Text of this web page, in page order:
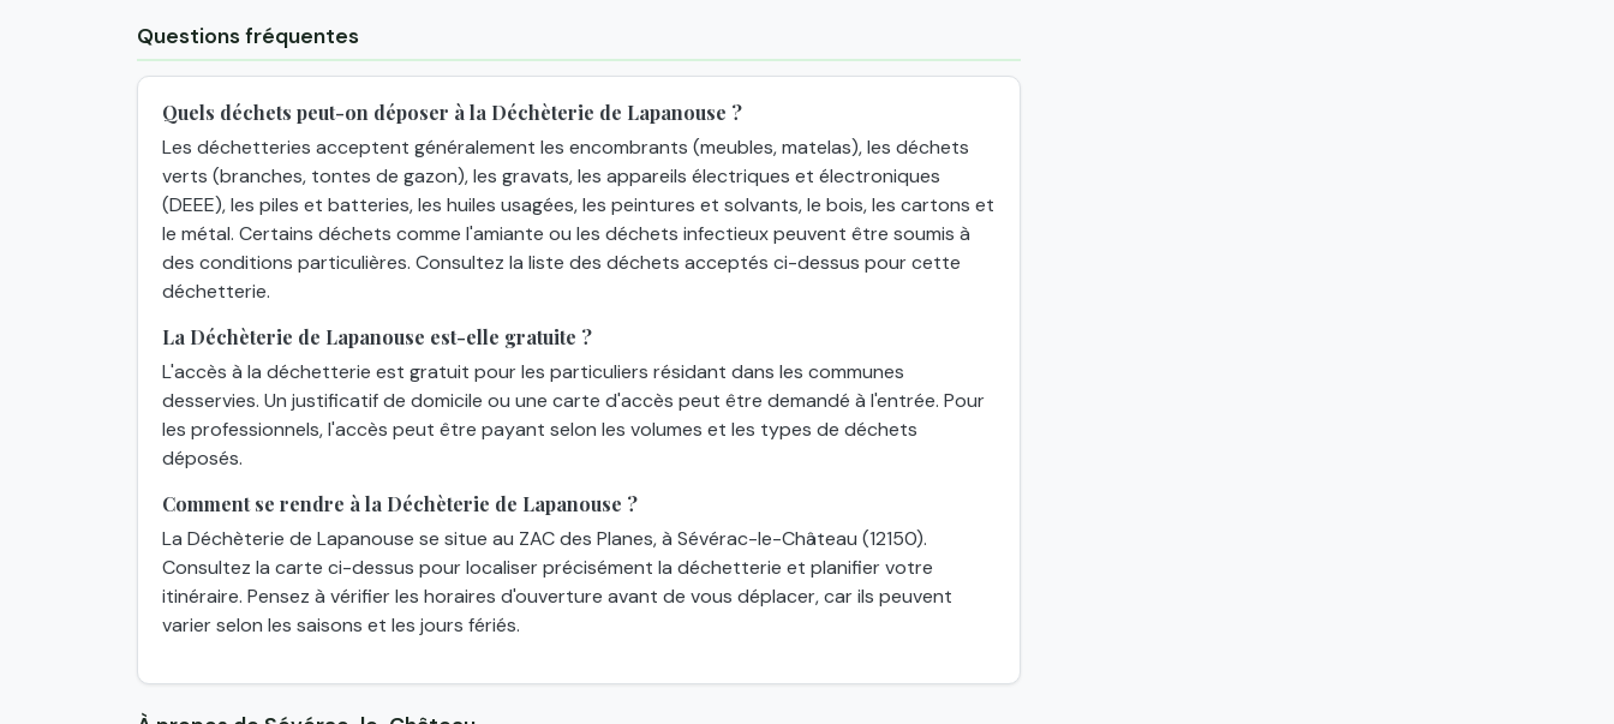
Questions fréquentes
Quels déchets peut-on déposer à la Déchèterie de Lapanouse ?
Les déchetteries acceptent généralement les encombrants (meubles, matelas), les déchets
verts (branches, tontes de gazon), les gravats, les appareils électriques et électroniques
(DEEE), les piles et batteries, les huiles usagées, les peintures et solvants, le bois, les cartons et
le métal. Certains déchets comme l'amiante ou les déchets infectieux peuvent être soumis à
des conditions particulières. Consultez la liste des déchets acceptés ci-dessus pour cette
déchetterie.
La Déchèterie de Lapanouse est-elle gratuite ?
L'accès à la déchetterie est gratuit pour les particuliers résidant dans les communes
desservies. Un justificatif de domicile ou une carte d'accès peut être demandé à l'entrée. Pour
les professionnels, l'accès peut être payant selon les volumes et les types de déchets
déposés.
Comment se rendre à la Déchèterie de Lapanouse ?
La Déchèterie de Lapanouse se situe au ZAC des Planes, à Sévérac-le-Château (12150).
Consultez la carte ci-dessus pour localiser précisément la déchetterie et planifier votre
itinéraire. Pensez à vérifier les horaires d'ouverture avant de vous déplacer, car ils peuvent
varier selon les saisons et les jours fériés.